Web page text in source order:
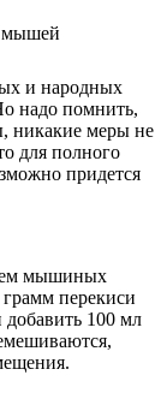
мышей
и народных
надо помнить,
никакие меры не
для полного
придется
мышиных
грамм перекиси
100 мл